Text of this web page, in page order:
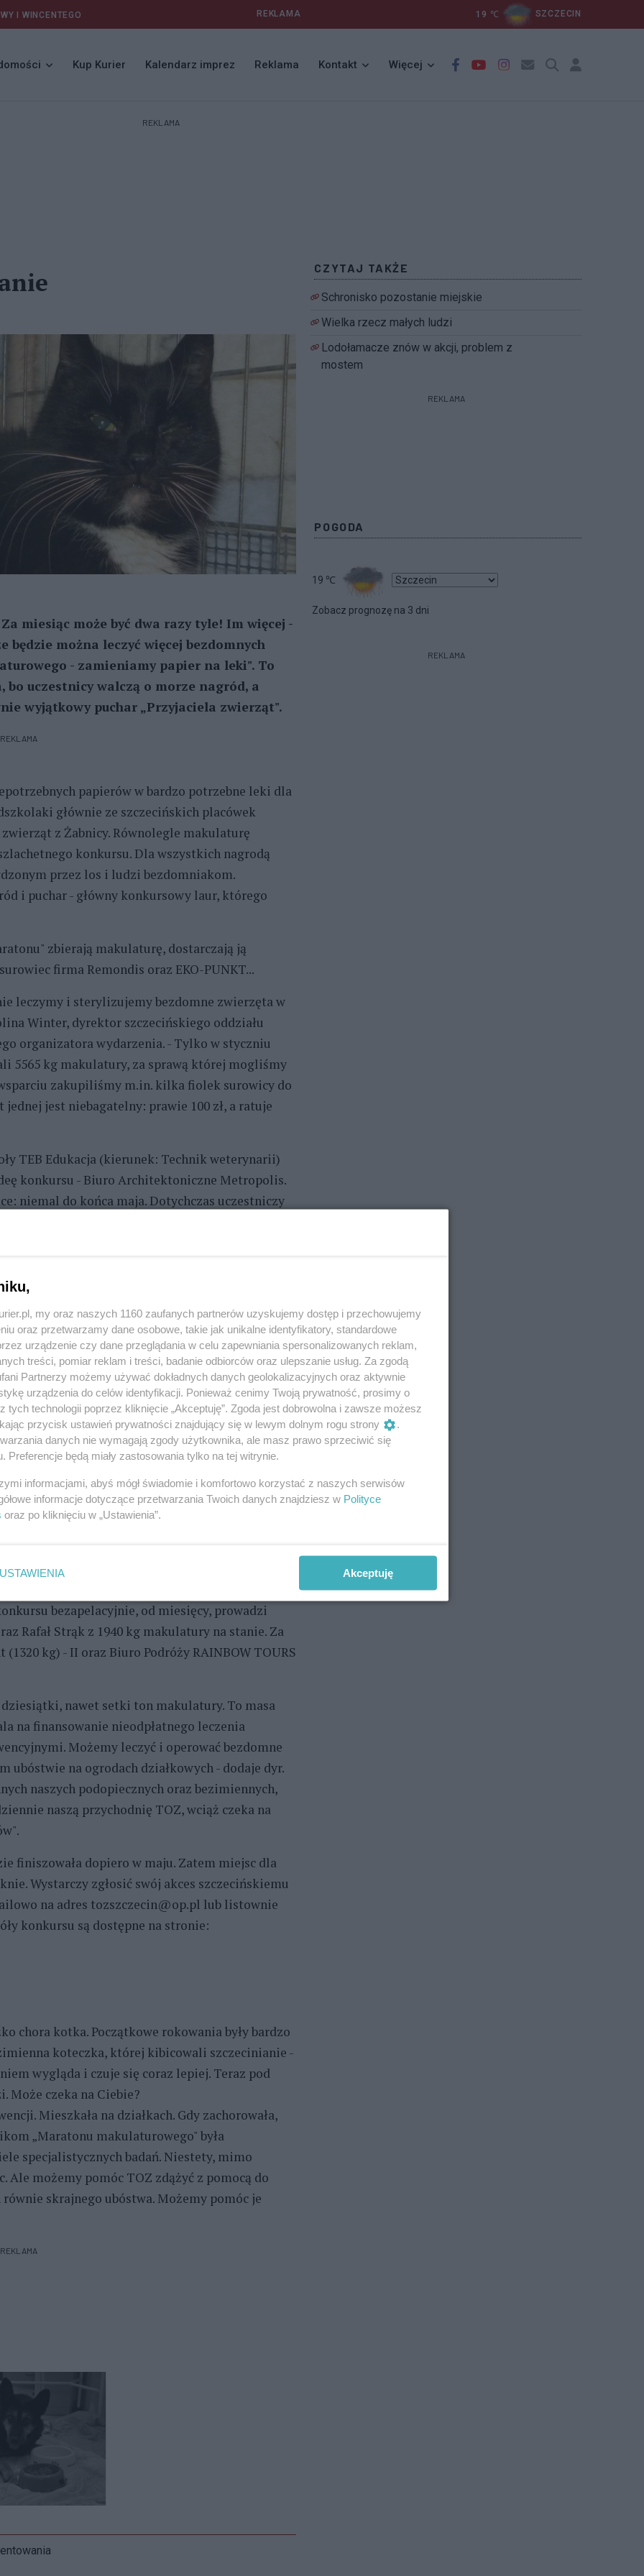
I WINCENTEGO REKLAMA 19 ℃ SZCZECIN
Kup Kurier Kalendarz imprez Reklama Kontakt Więcej
REKLAMA
miesiąc może być dwa razy tyle! Im więcej -
można leczyć więcej bezdomnych
- zamieniamy papier na leki". To
bo uczestnicy walczą o morze nagród, a
wyjątkowy puchar „Przyjaciela zwierząt".
REKLAMA
papierów w bardzo potrzebne leki dla
głównie ze szczecińskich placówek
z Żabnicy. Równolegle makulaturę
konkursu. Dla wszystkich nagrodą
przez los i ludzi bezdomniakom.
i puchar - główny konkursowy laur, którego
zbierają makulaturę, dostarczają ją
firma Remondis oraz EKO-PUNKT...
leczymy i sterylizujemy bezdomne zwierzęta w
Winter, dyrektor szczecińskiego oddziału
organizatora wydarzenia. - Tylko w styczniu
5565 kg makulatury, za sprawą której mogliśmy
zakupiliśmy m.in. kilka fiolek surowicy do
jest niebagatelny: prawie 100 zł, a ratuje
TEB Edukacja (kierunek: Technik weterynarii)
konkursu - Biuro Architektoniczne Metropolis.
niemal do końca maja. Dotychczas uczestniczy
a także 20 osób prywatnych oraz firm tzw.
zmagań dla dobra zwierząt można
konkurentów. Nie będzie to trudne, bo
nr 9 (ul. Dunikowskiego) ma na koncie niewiele
„pospolite ruszenie". W dotychczasowych
który do współpracy angażowali rodziny,
przekonanie ich do pomocy w akcji, która ma:
przez los czworonogom, do tego honorowy -
roku także wielka będzie satysfakcja, ale też
Komu przypadnie?
Joanny Fik oraz Doroty Laskowskiej -
na II miejscu w rankingu, są uczniowie Szkoły
Alicji Nowak. Do tej porty wspólnymi siłami
debiutują uczniowie Społecznej Szkoły
Ambitni podopieczni Katarzyny
bezapelacyjnie, od miesięcy, prowadzi
Rafał Strąk z 1940 kg makulatury na stanie. Za
kg) - II oraz Biuro Podróży RAINBOW TOURS
nawet setki ton makulatury. To masa
na finansowanie nieodpłatnego leczenia
Możemy leczyć i operować bezdomne
ubóstwie na ogrodach działkowych - dodaje dyr.
naszych podopiecznych oraz bezimiennych,
naszą przychodnię TOZ, wciąż czeka na
finiszowała dopiero w maju. Zatem miejsc dla
Wystarczy zgłosić swój akces szczecińskiemu
na adres tozszczecin@op.pl lub listownie
konkursu są dostępne na stronie:
chora kotka. Początkowe rokowania były bardzo
koteczka, której kibicowali szczecinianie -
wygląda i czuje się coraz lepiej. Teraz pod
Może czeka na Ciebie?
Mieszkała na działkach. Gdy zachorowała,
„Maratonu makulaturowego" była
specjalistycznych badań. Niestety, mimo
Ale możemy pomóc TOZ zdążyć z pomocą do
skrajnego ubóstwa. Możemy pomóc je
REKLAMA
CZYTAJ TAKŻE
Schronisko pozostanie miejskie
Wielka rzecz małych ludzi
Lodołamacze znów w akcji, problem z
mostem
REKLAMA
POGODA
19 ℃
Zobacz prognozę na 3 dni
REKLAMA
my oraz naszych 1160 zaufanych partnerów uzyskujemy dostęp i przechowujemy
oraz przetwarzamy dane osobowe, takie jak unikalne identyfikatory, standardowe
urządzenie czy dane przeglądania w celu zapewniania spersonalizowanych reklam,
treści, pomiar reklam i treści, badanie odbiorców oraz ulepszanie usług. Za zgodą
Partnerzy możemy używać dokładnych danych geolokalizacyjnych oraz aktywnie
urządzenia do celów identyfikacji. Ponieważ cenimy Twoją prywatność, prosimy o
tych technologii poprzez kliknięcie „Akceptuję”. Zgoda jest dobrowolna i zawsze możesz
przycisk ustawień prywatności znajdujący się w lewym dolnym rogu strony
danych nie wymagają zgody użytkownika, ale masz prawo sprzeciwić się
Preferencje będą miały zastosowania tylko na tej witrynie.
informacjami, abyś mógł świadomie i komfortowo korzystać z naszych serwisów
informacje dotyczące przetwarzania Twoich danych znajdziesz w Polityce
oraz po kliknięciu w „Ustawienia”.
USTAWIENIA Akceptuję